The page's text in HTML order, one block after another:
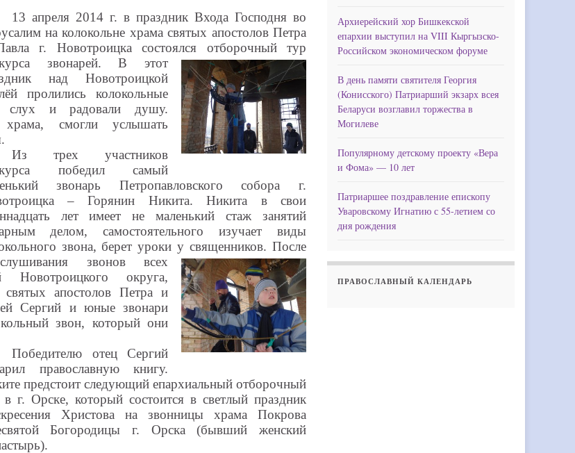
13 апреля 2014 г. в праздник Входа Господня во
на колокольне храма святых апостолов Петра
г. Новотроицка состоялся отборочный тур
звонарей.В этот
над Новотроицкой
пролились колокольные
слух и радовали душу.
смогли услышать
Из трех участников
победил самый
звонарь Петропавловского собора г.
– Горянин Никита. Никита в свои
лет имеет не маленький стаж занятий
делом, самостоятельного изучает виды
звона, берет уроки у священников. После
звонов всех
Новотроицкого округа,
святых апостолов Петра и
Сергий и юные звонари
звон, который они
Победителю отец Сергий
православную книгу.
предстоит следующий епархиальный отборочный
в г. Орске, который состоится в светлый праздник
Христова на звонницы храма Покрова
Богородицы г. Орска (бывший женский
Архиерейский хор Бишкекской
епархии выступил на VIII Кыргызско-
Российском экономическом форуме
В день памяти святителя Георгия
(Конисского) Патриарший экзарх всея
Беларуси возглавил торжества в
Могилеве
Популярному детскому проекту «Вера
и Фома» — 10 лет
Патриаршее поздравление епископу
Уваровскому Игнатию с 55-летием со
дня рождения
ПРАВОСЛАВНЫЙ КАЛЕНДАРЬ